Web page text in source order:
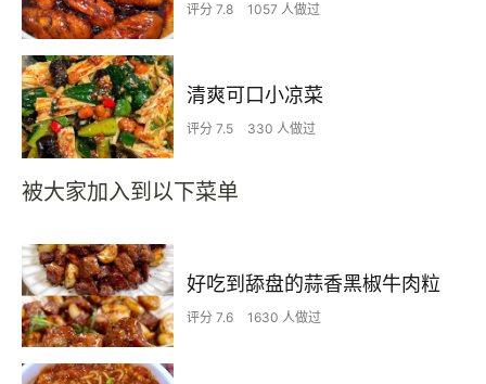
评分 7.8 1057 人做过
清爽可口小凉菜
评分 7.5 330 人做过
被大家加入到以下菜单
好吃到舔盘的蒜香黑椒牛肉粒
评分 7.6 1630 人做过